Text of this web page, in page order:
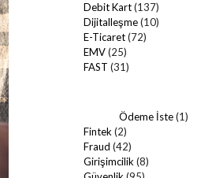
Debit Kart(137)
Dijitalleşme(10)
E-Ticaret(72)
EMV(25)
FAST (31)
Ödeme İste(1)
Fintek (2)
Fraud (42)
Girişimcilik (8)